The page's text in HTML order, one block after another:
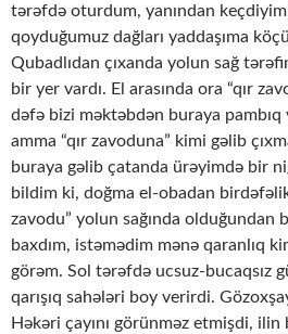
tərəfdə oturdum, yanından
qoyduğumuz dağları yaddaşıma
Qubadlıdan çıxanda yolun sağ
bir yer vardı. El arasında ora “qır
dəfə bizi məktəbdən buraya pambıq
amma “qır zavoduna” kimi gəlib
buraya gəlib çatanda ürəyimdə bir
bildim ki, doğma el-obadan birdəfəlik
zavodu” yolun sağında olduğundan
baxdım, istəmədim mənə qaranlıq
görəm. Sol tərəfdə ucsuz-bucaqsız
qarışıq sahələri boy verirdi.
Həkəri çayını görünməz etmişdi, ilin